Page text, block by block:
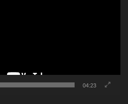
04:23